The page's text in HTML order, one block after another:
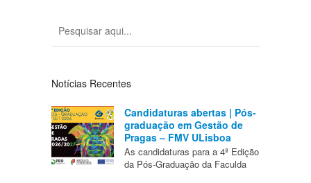
Notícias Recentes
Candidaturas abertas | Pós-
graduação em Gestão de
Pragas – FMV ULisboa
As candidaturas para a 4ª Edição
da Pós-Graduação da Faculda